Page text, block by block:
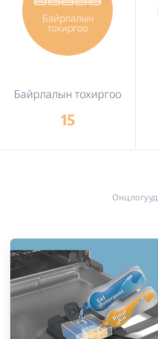
Байрлалын
тохиргоо
Байрлалын тохиргоо
15
Онцлогууд